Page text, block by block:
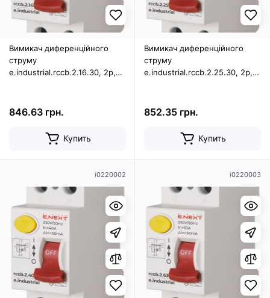
Вимикач диференційного
струму
e.industrial.rccb.2.16.30, 2р,
846.63 грн.
Купить
Вимикач диференційного
струму
e.industrial.rccb.2.25.30, 2р,
852.35 грн.
Купить
i0220002 i0220003